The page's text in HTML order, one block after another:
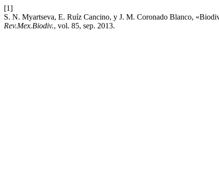
[1]
S. N. Myartseva, E. Ruíz Cancino, y J. M. Coronado Blanco,
Rev.Mex.Biodiv., vol. 85, sep. 2013.